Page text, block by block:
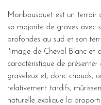
Monbousquet est un terroir
sa majorité de graves avec
profondes au sud et son
l'image de Cheval Blanc et
caractéristique de
graveleux et, donc chauds,
relativement tardifs,
naturelle explique la